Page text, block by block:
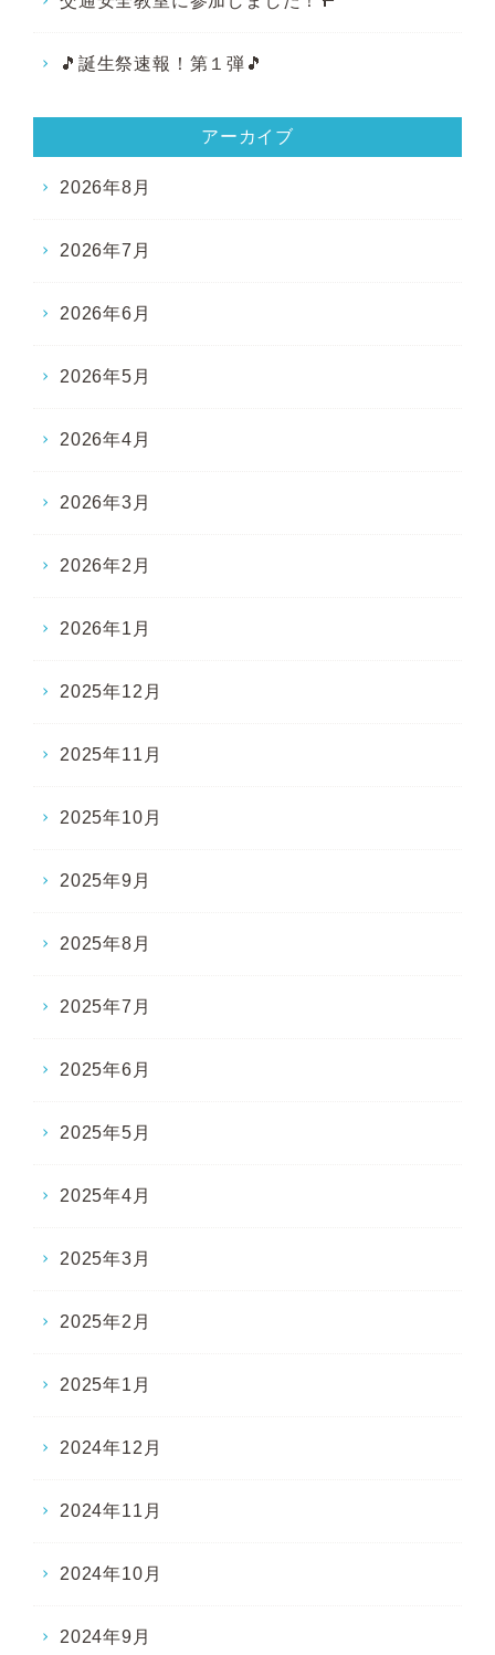
🎵誕生祭速報！第１弾🎵
アーカイブ
2026年8月
2026年7月
2026年6月
2026年5月
2026年4月
2026年3月
2026年2月
2026年1月
2025年12月
2025年11月
2025年10月
2025年9月
2025年8月
2025年7月
2025年6月
2025年5月
2025年4月
2025年3月
2025年2月
2025年1月
2024年12月
2024年11月
2024年10月
2024年9月